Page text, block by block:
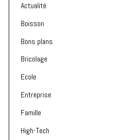
Actualité
Boisson
Bons plans
Bricolage
Ecole
Entreprise
Famille
High-Tech